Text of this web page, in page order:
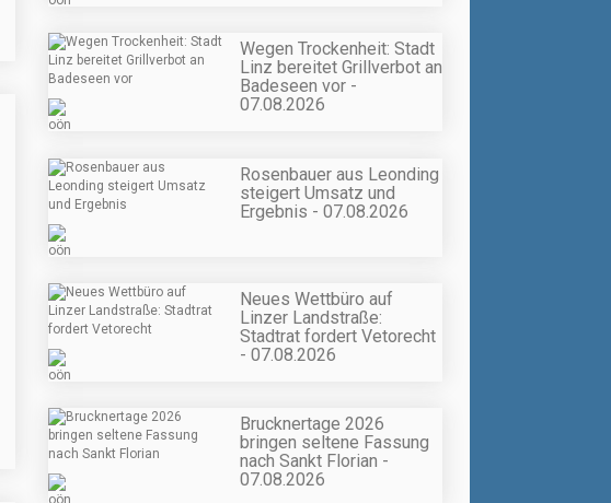
Wegen Trockenheit: Stadt
Linz bereitet Grillverbot an
Badeseen vor -
07.08.2026
Rosenbauer aus Leonding
steigert Umsatz und
Ergebnis - 07.08.2026
Neues Wettbüro auf
Linzer Landstraße:
Stadtrat fordert Vetorecht
- 07.08.2026
Brucknertage 2026
bringen seltene Fassung
nach Sankt Florian -
07.08.2026